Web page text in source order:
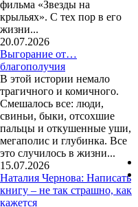
фильма «Звезды на
крыльях». С тех пор в его
жизни...
20.07.2026
Выгорание от…
благополучия
В этой истории немало
трагичного и комичного.
Смешалось все: люди,
свиньи, быки, отсохшие
пальцы и откушенные уши,
мегаполис и глубинка. Все
это случилось в жизни...
15.07.2026
Наталия Чернова: Написать
книгу – не так страшно, как
кажется